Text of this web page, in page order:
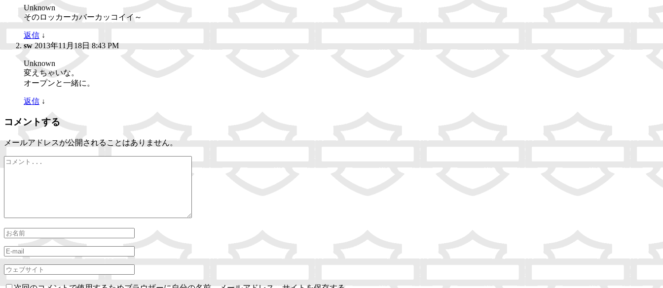
Unknown
そのロッカーカバーカッコイイ～
返信 ↓
sw 2013年11月18日 8:43 PM
Unknown
変えちゃいな。
オープンと一緒に。
返信 ↓
コメントする
メールアドレスが公開されることはありません。